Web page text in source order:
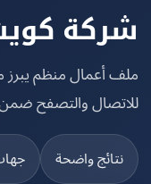
كويت
منظم يبرز
والتصفح ضمن
واضحة جهات